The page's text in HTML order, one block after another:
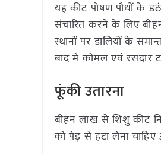
यह कीट पोषण पौधों के
संचारित करने के लिए
स्थानों पर डालियों के
बाद मे कोमल एवं रसदार
फूंकी उतारना
बीहन लाख से शिशु कीट
को पेड़ से हटा लेना